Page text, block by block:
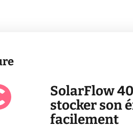
SolarFlow
stocker son
facilement